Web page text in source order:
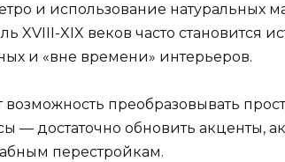
и использование натуральных
XVIII-XIX веков часто становится
и «вне времени» интерьеров.
возможность преобразовывать
— достаточно обновить акценты,
перестройкам.